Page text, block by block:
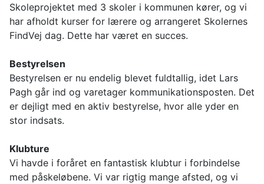
Skoleprojektet med 3 skoler i kommunen kører, og vi
har afholdt kurser for lærere og arrangeret Skolernes
FindVej dag. Dette har været en succes.
Bestyrelsen
Bestyrelsen er nu endelig blevet fuldtallig, idet Lars
Pagh går ind og varetager kommunikationsposten. Det
er dejligt med en aktiv bestyrelse, hvor alle yder en
stor indsats.
Klubture
Vi havde i foråret en fantastisk klubtur i forbindelse
med påskeløbene. Vi var rigtig mange afsted, og vi